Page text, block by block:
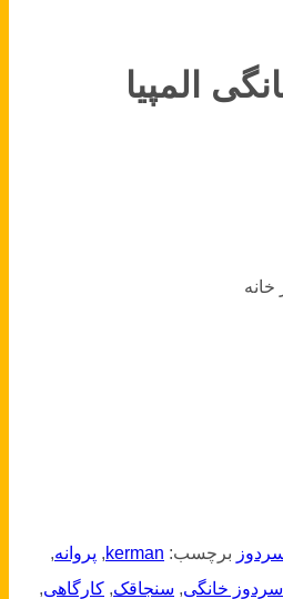
المپیا
برچسب: kerman
, پروانه,
سردوز خانگی, سنجاقک, کارگاهی,